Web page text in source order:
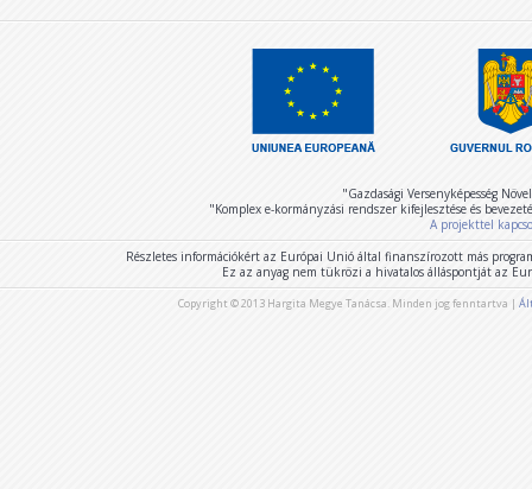
"Gazdasági Versenyképesség
"Komplex e-kormányzási rendszer kifejlesztése és
A projekttel
Részletes információkért az Európai Unió által finanszírozott más
Ez az anyag nem tükrözi a hivatalos álláspontját az
Copyright © 2013 Hargita Megye Tanácsa. Minden jog fenntartva |